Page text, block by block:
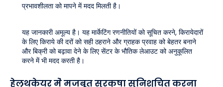
प्रभावशीलता को मापने में मदद मिलती है।
यह जानकारी अमूल्य है। यह मार्केटिंग रणनीतियों को सूचित करने, किरायेदारों
के लिए किराये की दरों को सही ठहराने और ग्राहक प्रवाह को बेहतर बनाने
और बिक्री को बढ़ावा देने के लिए सेंटर के भौतिक लेआउट को अनुकूलित
करने में भी मदद करती है।
हेल्थकेयर में मजबूत सुरक्षा सुनिश्चित करना